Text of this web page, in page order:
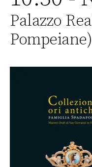
Palazzo
Pompeiane)